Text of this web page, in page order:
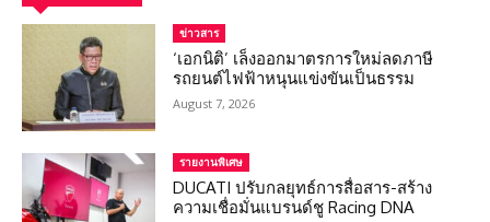
ข่าวสาร
‘เอกนิติ’ เล็งออกมาตรการใหม่ลดภาษี
รถยนต์ไฟฟ้าหนุนแข่งขันเป็นธรรม
August 7, 2026
รายงานพิเศษ
DUCATI ปรับกลยุทธ์การสื่อสาร-สร้าง
ความเชื่อมั่นแบรนด์ชู Racing DNA